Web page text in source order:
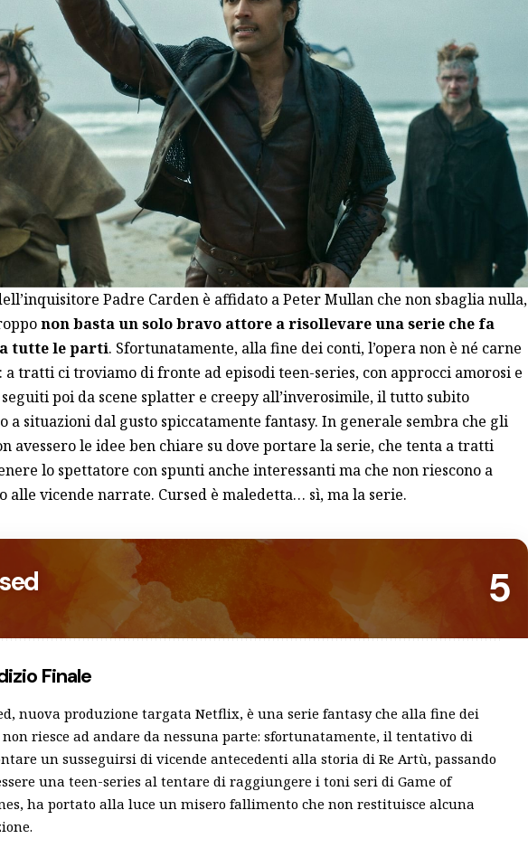
Padre Carden è affidato a Peter Mullan che non sbaglia nulla,
non basta un solo bravo attore a risollevare una serie che fa
tutte le parti. Sfortunatamente, alla fine dei conti, l’opera non è né carne
a tratti ci troviamo di fronte ad episodi teen-series, con approcci amorosi e
poi da scene splatter e creepy all’inverosimile, il tutto subito
a situazioni dal gusto spiccatamente fantasy. In generale sembra che gli
avessero le idee ben chiare su dove portare la serie, che tenta a tratti
lo spettatore con spunti anche interessanti ma che non riescono a
alle vicende narrate. Cursed è maledetta… sì, ma la serie.
5
Finale
nuova produzione targata Netflix, è una serie fantasy che alla fine dei
riesce ad andare da nessuna parte: sfortunatamente, il tentativo di
un susseguirsi di vicende antecedenti alla storia di Re Artù, passando
una teen-series al tentare di raggiungere i toni seri di Game of
ha portato alla luce un misero fallimento che non restituisce alcuna